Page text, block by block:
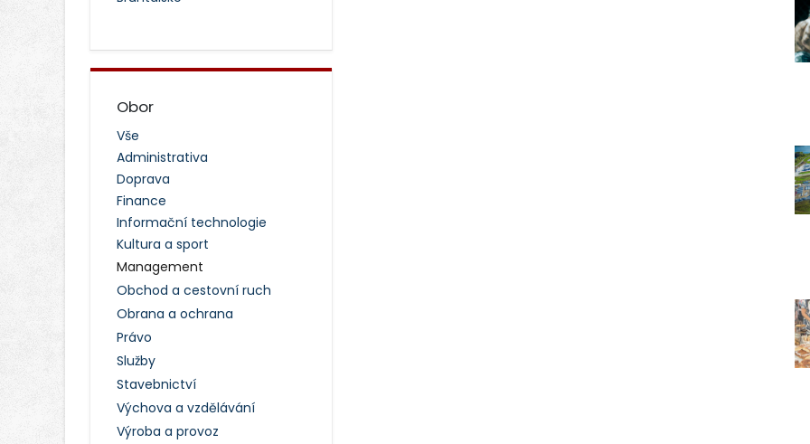
Obor
Vše
Administrativa
Doprava
Finance
Informační technologie
Kultura a sport
Management
Obchod a cestovní ruch
Obrana a ochrana
Právo
Služby
Stavebnictví
Výchova a vzdělávání
Výroba a provoz